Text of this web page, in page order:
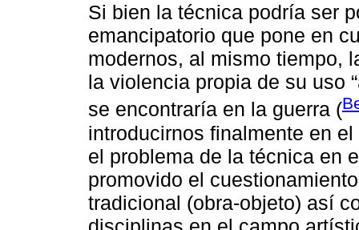
Si bien la técnica podría ser
emancipatorio que pone en
modernos, al mismo tiempo,
la violencia propia de su uso
se encontraría en la guerra (
introducirnos finalmente en
el problema de la técnica en
promovido el
tradicional (obra-objeto) así